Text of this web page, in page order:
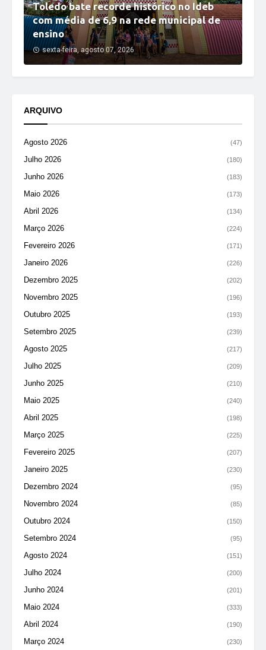
Toledo bate recorde histórico no Ideb
com média de 6,9 na rede municipal de
ensino
sexta-feira, agosto 07, 2026
ARQUIVO
Agosto 2026 (47)
Julho 2026 (180)
Junho 2026 (183)
Maio 2026 (173)
Abril 2026 (134)
Março 2026 (224)
Fevereiro 2026 (171)
Janeiro 2026 (226)
Dezembro 2025 (202)
Novembro 2025 (196)
Outubro 2025 (193)
Setembro 2025 (239)
Agosto 2025 (217)
Julho 2025 (209)
Junho 2025 (210)
Maio 2025 (240)
Abril 2025 (198)
Março 2025 (225)
Fevereiro 2025 (207)
Janeiro 2025 (230)
Dezembro 2024 (95)
Novembro 2024 (85)
Outubro 2024 (150)
Setembro 2024 (95)
Agosto 2024 (151)
Julho 2024 (200)
Junho 2024 (201)
Maio 2024 (333)
Abril 2024 (190)
Março 2024 (230)